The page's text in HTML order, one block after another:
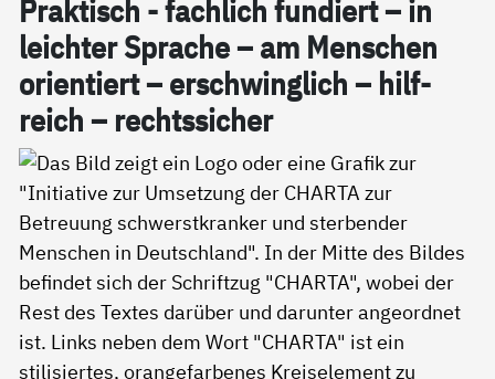
Prak­tisch - fach­lich fun­diert – in
leich­ter Spra­che – am Men­schen
ori­en­tiert – er­schwing­lich – hil­f­
reich – rechts­si­cher